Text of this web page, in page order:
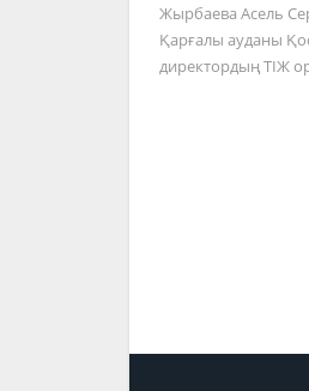
Жырбаева Асель
Қарғалы ауданы
директордың ТІЖ